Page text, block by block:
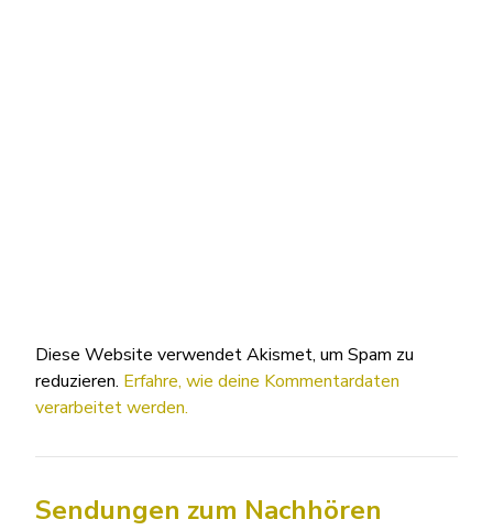
Diese Website verwendet Akismet, um Spam zu
reduzieren. Erfahre, wie deine Kommentardaten
verarbeitet werden.
Sendungen zum Nachhören